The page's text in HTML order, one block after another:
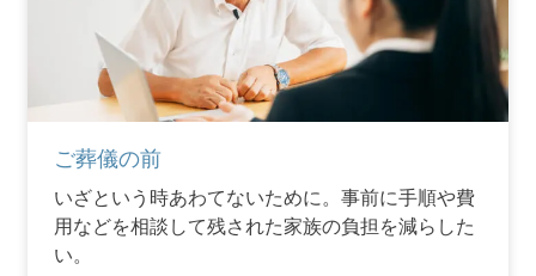
ご葬儀の前
いざという時あわてないために。事前に手順や費
用などを相談して残された家族の負担を減らした
い。